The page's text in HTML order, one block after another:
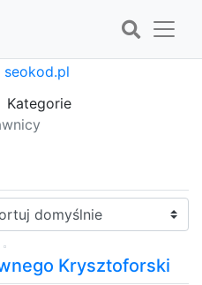
Kategorie
Krysztoforski